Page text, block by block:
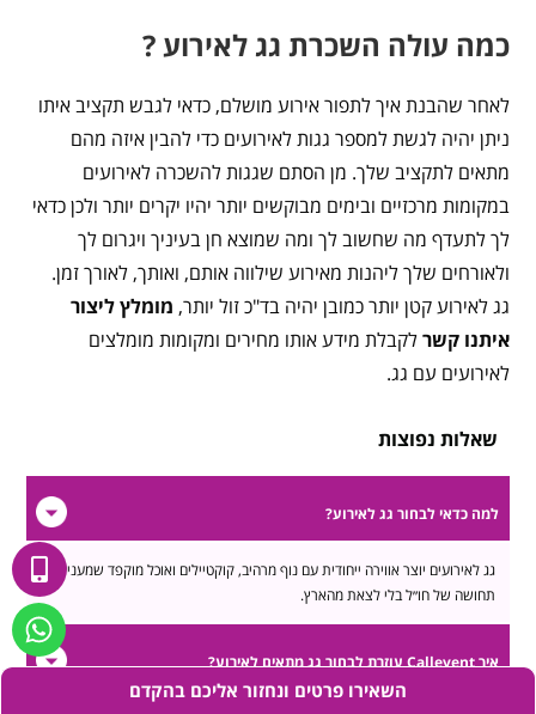
השאירו פרטים ונחזור אליכם בהקדם
כמה עולה השכרת גג לאירוע ?
לאחר שהבנת איך לתפור אירוע מושלם, כדאי לגבש תקציב איתו
ניתן יהיה לגשת למספר גגות לאירועים כדי להבין איזה מהם
מתאים לתקציב שלך. מן הסתם שגגות להשכרה לאירועים
במקומות מרכזיים ובימים מבוקשים יותר יהיו יקרים יותר ולכן כדאי
לך לתעדף מה שחשוב לך ומה שמוצא חן בעיניך ויגרום לך
ולאורחים שלך ליהנות מאירוע שילווה אותם, ואותך, לאורך זמן.
גג לאירוע קטן יותר כמובן יהיה בד"כ זול יותר, מומלץ ליצור
איתנו קשרלקבלת מידע אותו מחירים ומקומות מומלצים
לאירועים עם גג.
שאלות נפוצות
למה כדאי לבחור גג לאירוע?
גג לאירועים יוצר אווירה ייחודית עם נוף מרהיב, קוקטיילים ואוכל מוקפד שמעניקים
תחושה של חו״ל בלי לצאת מהארץ.
איך Callevent עוזרת לבחור גג מתאים לאירוע?